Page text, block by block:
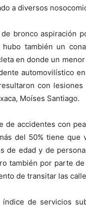
a diversos
de bronco aspiración
hubo también un
en donde un
automovilístico
con
Moíses Santiago.
de accidentes con
del 50% tiene que
de edad y de
también por parte
de transitar las
índice de servicios